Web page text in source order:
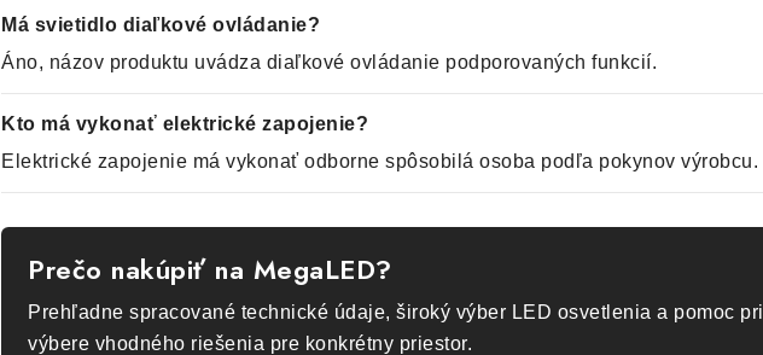
Má svietidlo diaľkové ovládanie?
Áno, názov produktu uvádza diaľkové ovládanie podporovaných funkcií.
Kto má vykonať elektrické zapojenie?
Elektrické zapojenie má vykonať odborne spôsobilá osoba podľa pokynov výrobcu.
Prečo nakúpiť na MegaLED?
Prehľadne spracované technické údaje, široký výber LED osvetlenia a pomoc pri
výbere vhodného riešenia pre konkrétny priestor.